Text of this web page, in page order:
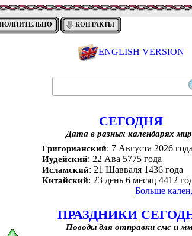
КОНТАКТЫ
ENGLISH VERSION
СЕГОДНЯ
Дата в разных календарях
Григорианский: 7 Августа 2026 года
Иудейский: 22 Ава 5775 года
Исламский: 21 Шавваля 1436 года
Китайский: 23 день 6 месяц 4412
Больше
ПРАЗДНИКИ
Поводы для отправки смс и